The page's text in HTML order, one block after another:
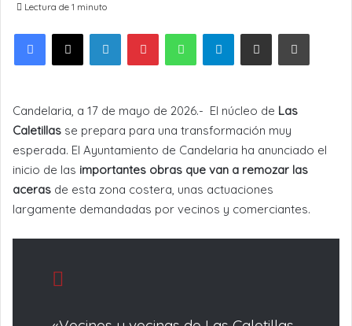
Lectura de 1 minuto
LinkedInPinterestWhatsAppTelegramCompartir por Email Imprimir
Candelaria, a 17 de mayo de 2026.- El núcleo de Las
Caletillas se prepara para una transformación muy
esperada. El Ayuntamiento de Candelaria ha anunciado el
inicio de las importantes obras que van a remozar las
aceras de esta zona costera, unas actuaciones
largamente demandadas por vecinos y comerciantes.